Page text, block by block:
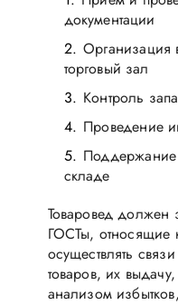
документации
Организация
торговый зал
Контроль
Проведение
Поддержание
складе
Товаровед должен
ГОСТы, относящие
осуществлять
товаров, их
анализом